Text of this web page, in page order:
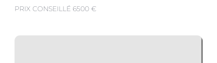
PRIX CONSEILLÉ 6500 €